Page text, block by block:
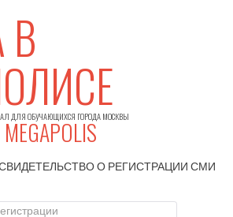
В
ДЛЯ ОБУЧАЮЩИХСЯ ГОРОДА МОСКВЫ
О РЕГИСТРАЦИИСМИ